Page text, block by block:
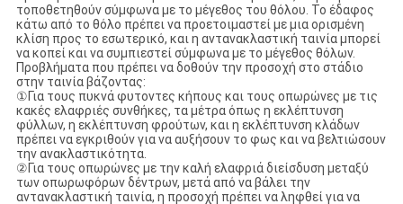
τοποθετηθούν σύμφωνα με το μέγεθος του θόλου. Το έδαφος
κάτω από το θόλο πρέπει να προετοιμαστεί με μια ορισμένη
κλίση προς το εσωτερικό, και η αντανακλαστική ταινία μπορεί
να κοπεί και να συμπιεστεί σύμφωνα με το μέγεθος θόλων.
Προβλήματα που πρέπει να δοθούν την προσοχή στο στάδιο
στην ταινία βάζοντας:
①Για τους πυκνά φυτοντες κήπους και τους οπωρώνες με τις
κακές ελαφριές συνθήκες, τα μέτρα όπως η εκλέπτυνση
φύλλων, η εκλέπτυνση φρούτων, και η εκλέπτυνση κλάδων
πρέπει να εγκριθούν για να αυξήσουν το φως και να βελτιώσουν
την ανακλαστικότητα.
②Για τους οπωρώνες με την καλή ελαφριά διείσδυση μεταξύ
των οπωρωφόρων δέντρων, μετά από να βάλει την
αντανακλαστική ταινία, η προσοχή πρέπει να ληφθεί για να